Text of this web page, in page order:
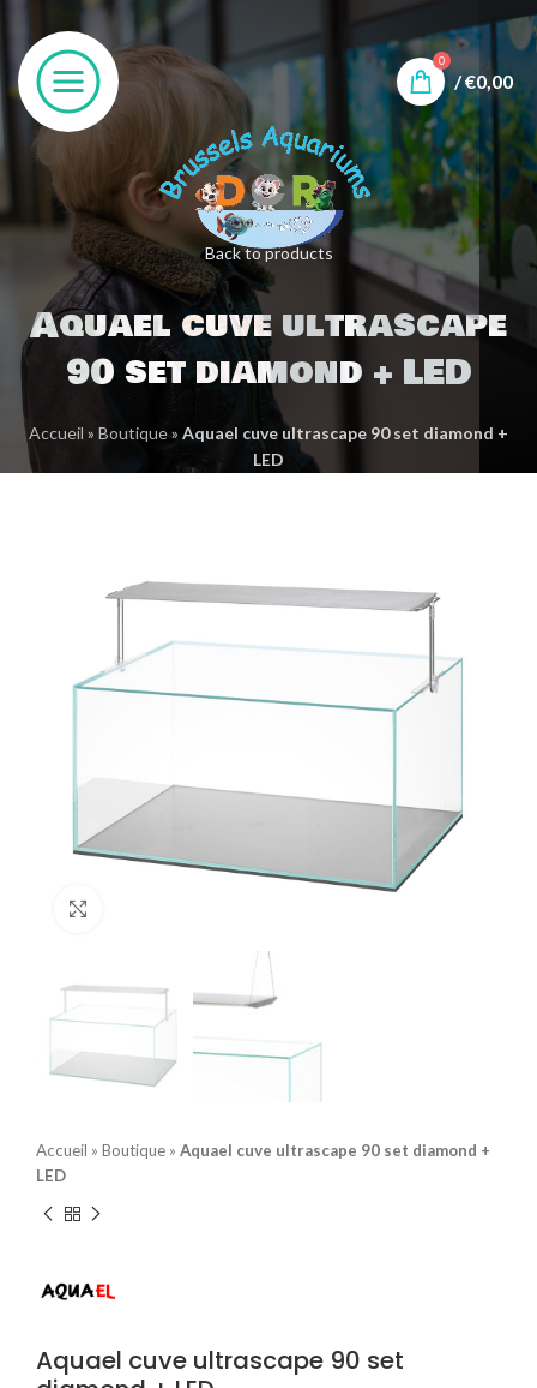
0
/€0,00
Back to products
Aquael cuve ultrascape
90 set diamond + LED
Accueil » Boutique» Aquael cuve ultrascape 90 set diamond +
LED
Accueil » Boutique » Aquael cuve ultrascape 90 set diamond +
LED
Aquael cuve ultrascape 90 set